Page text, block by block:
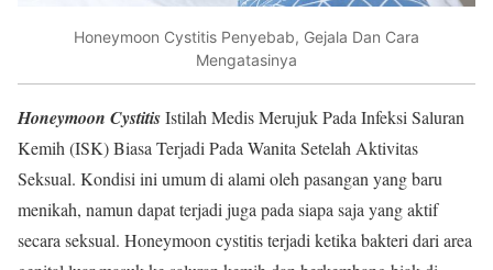
Honeymoon Cystitis Penyebab, Gejala Dan Cara
Mengatasinya
Honeymoon CystitisIstilah Medis Merujuk Pada Infeksi Saluran
Kemih (ISK) Biasa Terjadi Pada Wanita Setelah Aktivitas
Seksual. Kondisi ini umum di alami oleh pasangan yang baru
menikah, namun dapat terjadi juga pada siapa saja yang aktif
secara seksual. Honeymoon cystitis terjadi ketika bakteri dari area